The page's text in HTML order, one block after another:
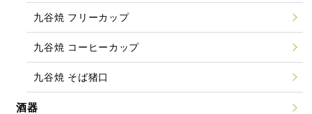
九谷焼 フリーカップ
九谷焼 コーヒーカップ
九谷焼 そば猪口
酒器